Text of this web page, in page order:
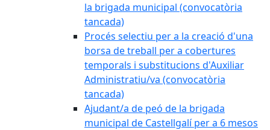
la brigada municipal (convocatòria
tancada)
Procés selectiu per a la creació d'una
borsa de treball per a cobertures
temporals i substitucions d'Auxiliar
Administratiu/va (convocatòria
tancada)
Ajudant/a de peó de la brigada
municipal de Castellgalí per a 6 mesos